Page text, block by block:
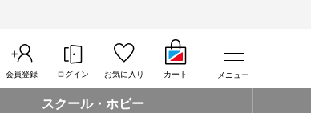
会員登録 ログイン お気に入り カート メニュー
スクール・ホビー